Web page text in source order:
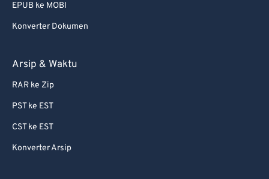
EPUB ke MOBI
Konverter Dokumen
Arsip & Waktu
RAR ke Zip
PST ke EST
CST ke EST
Konverter Arsip